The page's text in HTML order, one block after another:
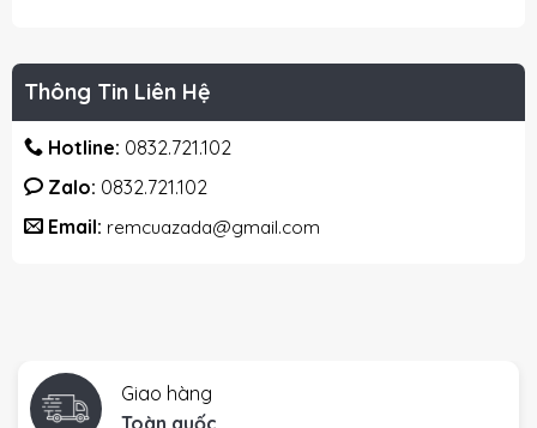
Thông Tin Liên Hệ
Hotline: 0832.721.102
Zalo: 0832.721.102
Email: remcuazada@gmail.com
Giao hàng
Toàn quốc